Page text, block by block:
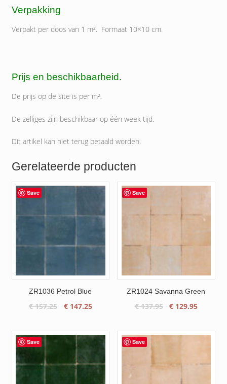
Verpakking
Verpakt per doos van 1 m². Formaat 10×10 cm.
Prijs en beschikbaarheid.
De prijs op de site is per m².
De zelliges zijn beschikbaar op één week tijd.
Dit artikel kan niet terug betaald worden.
Gerelateerde producten
Save
ZR1036 Petrol Blue
€157.25
Oorspronkelijke
€ 157.25.
€147.25Huidige
€ 147.25.
Save
ZR1024 Savanna Green
€137.95
Oorspronkelijke
€ 129.95Huidige
Save Save